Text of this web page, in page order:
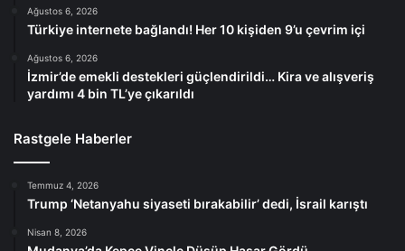
Ağustos 6, 2026
Türkiye internete bağlandı! Her 10 kişiden 9’u çevrim içi
Ağustos 6, 2026
İzmir’de emekli destekleri güçlendirildi… Kira ve alışveriş
yardımı 4 bin TL’ye çıkarıldı
Rastgele Haberler
Temmuz 4, 2026
Trump ‘Netanyahu siyaseti bırakabilir’ dedi, İsrail karıştı
Nisan 8, 2026